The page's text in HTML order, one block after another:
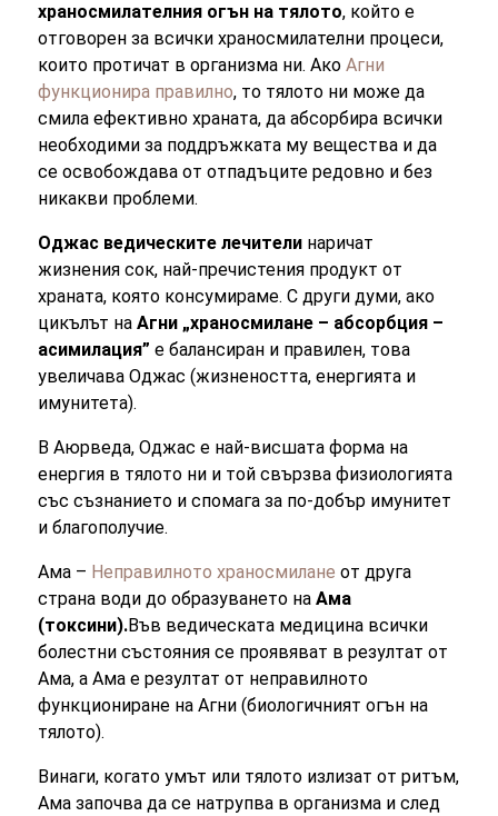
храносмилателния огън на тялото, който е
отговорен за всички храносмилателни процеси,
които протичат в организма ни. АкоАгни
функционира правилно, то тялото ни може да
смила ефективно храната, да абсорбира всички
необходими за поддръжката му вещества и да
се освобождава от отпадъците редовно и без
никакви проблеми.
Оджас ведическите лечители наричат
жизнения сок, най-пречистения продукт от
храната, която консумираме. С други думи, ако
цикълът наАгни „храносмилане – абсорбция –
асимилация”е балансиран и правилен, това
увеличава Оджас (жизнеността, енергията и
имунитета).
В Аюрведа, Оджас е най-висшата форма на
енергия в тялото ни и той свързва физиологията
със съзнанието и спомага за по-добър имунитет
и благополучие.
Ама – Неправилното храносмиланеот друга
страна води до образуването наАма
(токсини).Във ведическата медицина всички
болестни състояния се проявяват в резултат от
Ама, а Ама е резултат от неправилното
функциониране на Агни (биологичният огън на
тялото).
Винаги, когато умът или тялото излизат от ритъм,
Ама започва да се натрупва в организма и след